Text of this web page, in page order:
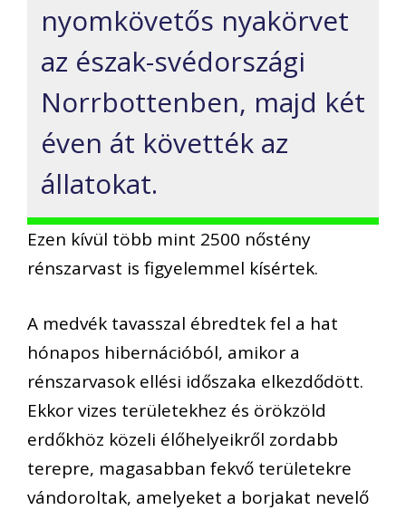
nyomkövetős nyakörvet
az észak-svédországi
Norrbottenben, majd két
éven át követték az
állatokat.
Ezen kívül több mint 2500 nőstény
rénszarvast is figyelemmel kísértek.
A medvék tavasszal ébredtek fel a hat
hónapos hibernációból, amikor a
rénszarvasok ellési időszaka elkezdődött.
Ekkor vizes területekhez és örökzöld
erdőkhöz közeli élőhelyeikről zordabb
terepre, magasabban fekvő területekre
vándoroltak, amelyeket a borjakat nevelő